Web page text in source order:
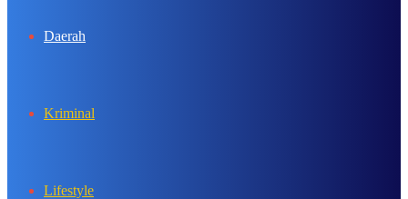
Daerah
Kriminal
Lifestyle